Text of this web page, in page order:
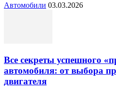
Автомобили 03.03.2026
Все секреты успешного
автомобиля: от выбора
двигателя